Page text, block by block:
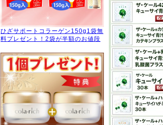
ひざサポートコラーゲン150g1袋無
料プレゼント！2袋が半額のお値段